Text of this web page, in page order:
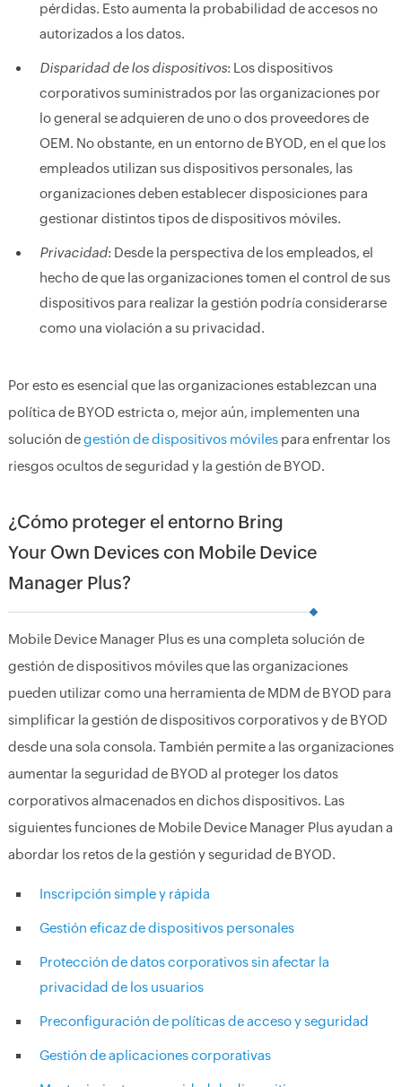
pérdidas. Esto aumenta la probabilidad de accesos no
autorizados a los datos.
Disparidad de los dispositivos: Los dispositivos
corporativos suministrados por las organizaciones por
lo general se adquieren de uno o dos proveedores de
OEM. No obstante, en un entorno de BYOD, en el que los
empleados utilizan sus dispositivos personales, las
organizaciones deben establecer disposiciones para
gestionar distintos tipos de dispositivos móviles.
Privacidad: Desde la perspectiva de los empleados, el
hecho de que las organizaciones tomen el control de sus
dispositivos para realizar la gestión podría considerarse
como una violación a su privacidad.
Por esto es esencial que las organizaciones establezcan una
política de BYOD estricta o, mejor aún, implementen una
solución degestión de dispositivos móvilespara enfrentar los
riesgos ocultos de seguridad y la gestión de BYOD.
¿Cómo proteger el entorno Bring
Your Own Devices con Mobile Device
Manager Plus?
Mobile Device Manager Plus es una completa solución de
gestión de dispositivos móviles que las organizaciones
pueden utilizar como una herramienta de MDM de BYOD para
simplificar la gestión de dispositivos corporativos y de BYOD
desde una sola consola. También permite a las organizaciones
aumentar la seguridad de BYOD al proteger los datos
corporativos almacenados en dichos dispositivos. Las
siguientes funciones de Mobile Device Manager Plus ayudan a
abordar los retos de la gestión y seguridad de BYOD.
Inscripción simple y rápida
Gestión eficaz de dispositivos personales
Protección de datos corporativos sin afectar la
privacidad de los usuarios
Preconfiguración de políticas de acceso y seguridad
Gestión de aplicaciones corporativas